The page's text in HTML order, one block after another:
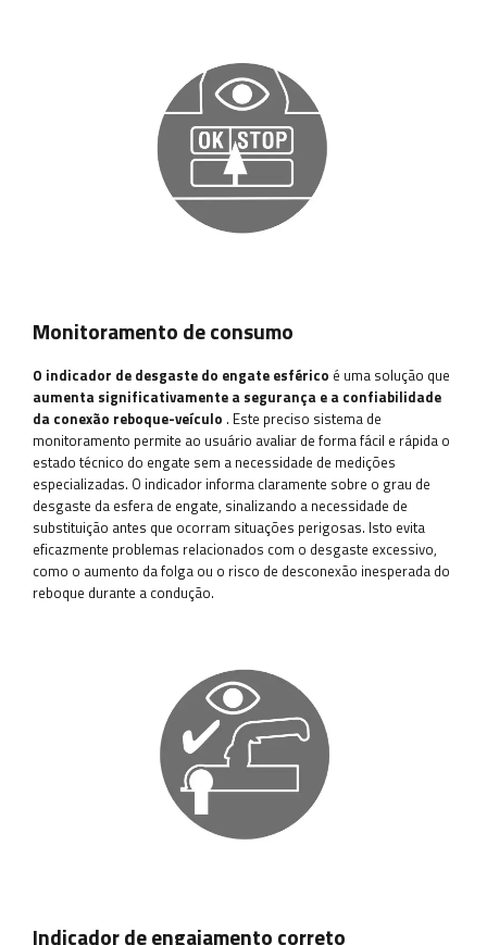
Monitoramento de consumo
O indicador de desgaste do engate esférico é uma solução que
aumenta significativamente a segurança e a confiabilidade
da conexão reboque-veículo . Este preciso sistema de
monitoramento permite ao usuário avaliar de forma fácil e rápida o
estado técnico do engate sem a necessidade de medições
especializadas. O indicador informa claramente sobre o grau de
desgaste da esfera de engate, sinalizando a necessidade de
substituição antes que ocorram situações perigosas. Isto evita
eficazmente problemas relacionados com o desgaste excessivo,
como o aumento da folga ou o risco de desconexão inesperada do
reboque durante a condução.
Indicador de engajamento correto